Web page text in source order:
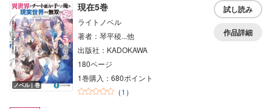
ノベル｜巻
現在5巻
ライトノベル
著者：琴平稜...他
出版社：KADOKAWA
180ページ
1巻購入：680ポイント
（1 ）
試し読み
作品詳細